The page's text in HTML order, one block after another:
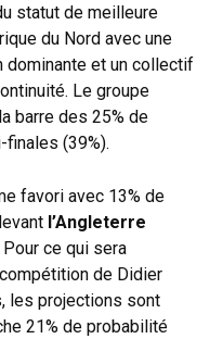
statut de meilleure
du Nord avec une
dominante et un collectif
Le groupe
barre des 25% de
(39%).
favori avec 13% de
l’Angleterre
Pour ce qui sera
de Didier
les projections sont
21% de probabilité